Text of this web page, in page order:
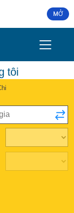
MỞ
tôi